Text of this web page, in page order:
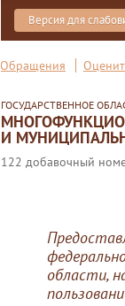
Версия для
Обращения
ГОСУДАРСТВЕННОЕ
И
122 добавочный
области,